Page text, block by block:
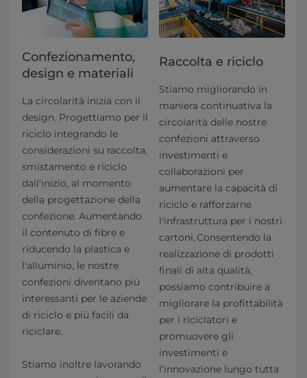
Confezionamento,
design e materiali
La circolarità inizia con il
design. Progettiamo per il
riciclo integrando le
considerazioni su raccolta,
smistamento e riciclo
dall'inizio, al momento
della progettazione della
confezione. Aumentando
il contenuto di fibre e
riducendo la plastica e
l'alluminio, le nostre
confezioni diventano più
interessanti per le aziende
di riciclo e più facili da
riciclare.
Stiamo inoltre lavorando
Raccolta e riciclo
Stiamo migliorando in
maniera continuativa la
circolarità delle nostre
confezioni attraverso
investimenti e
collaborazioni per
aumentare la capacità di
riciclo e rafforzarne
l'infrastruttura per i nostri
cartoni. Consentendo la
realizzazione di prodotti
finali di alta qualità,
possiamo contribuire a
migliorare la profittabilità
per i riciclatori e
promuovere gli
investimenti e
l'innovazione lungo tutta